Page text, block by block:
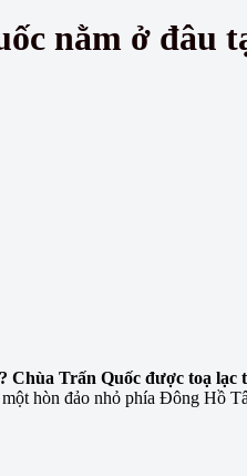
nằm ở đâu
Chùa Trấn Quốc được toạ
hòn đảo nhỏ phía Đông Hồ